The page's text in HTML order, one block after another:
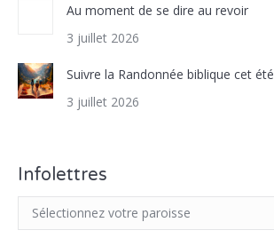
Au moment de se dire au revoir
3 juillet 2026
Suivre la Randonnée biblique cet été
3 juillet 2026
Infolettres